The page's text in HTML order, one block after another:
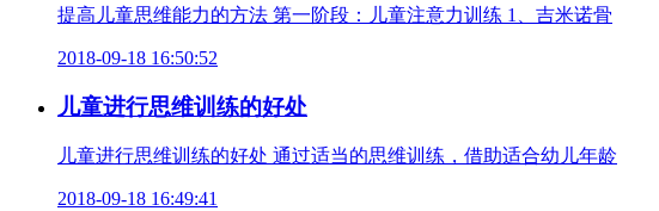
提高儿童思维能力的方法 第一阶段：儿童注意力训练 1、吉米诺骨
2018-09-18 16:50:52
儿童进行思维训练的好处
儿童进行思维训练的好处 通过适当的思维训练，借助适合幼儿年龄
2018-09-18 16:49:41